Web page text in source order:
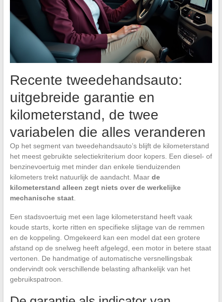
Recente tweedehandsauto:
uitgebreide garantie en
kilometerstand, de twee
variabelen die alles veranderen
Op het segment van tweedehandsauto’s blijft de kilometerstand
het meest gebruikte selectiekriterium door kopers. Een diesel- of
benzinevoertuig met minder dan enkele tienduizenden
kilometers trekt natuurlijk de aandacht. Maar de
kilometerstand alleen zegt niets over de werkelijke
mechanische staat.
Een stadsvoertuig met een lage kilometerstand heeft vaak
koude starts, korte ritten en specifieke slijtage van de remmen
en de koppeling. Omgekeerd kan een model dat een grotere
afstand op de snelweg heeft afgelegd, een motor in betere staat
vertonen. De handmatige of automatische versnellingsbak
ondervindt ook verschillende belasting afhankelijk van het
gebruikspatroon.